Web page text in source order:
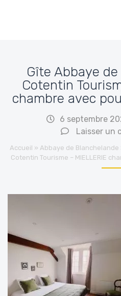
Gîte Abbaye
Cotentin
chambre avec
6 septembre
Laisser un
Accueil » Abbaye de Blanchelande
Cotentin Tourisme – MIELLERIE